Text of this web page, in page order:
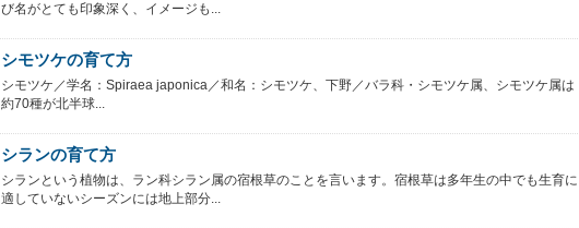
び名がとても印象深く、イメージも...
シモツケの育て方
シモツケ／学名：Spiraea japonica／和名：シモツケ、下野／バラ科・シモツケ属、シモツケ属は
約70種が北半球...
シランの育て方
シランという植物は、ラン科シラン属の宿根草のことを言います。宿根草は多年生の中でも生育に
適していないシーズンには地上部分...